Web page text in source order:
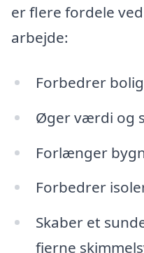
er flere fordele
arbejde:
Forbedrer
Øger værdi og
Forlænger
Forbedrer
Skaber et
fjerne